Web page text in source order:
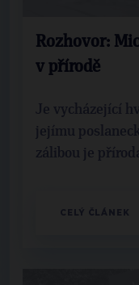
Rozhovor:
v přírodě
Je vycházející
jejímu
zálibou je
CELÝ ČLÁNEK